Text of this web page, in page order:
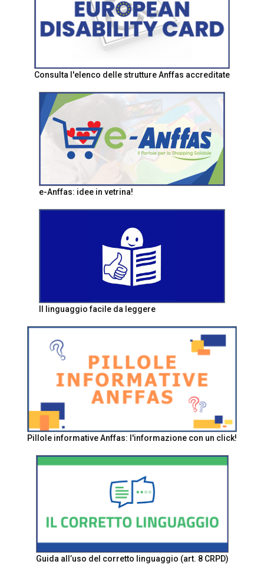
Consulta l'elenco delle strutture Anffas accreditate
e-Anffas: idee in vetrina!
Il linguaggio facile da leggere
Pillole informative Anffas: l'informazione con un click!
Guida all’uso del corretto linguaggio (art. 8 CRPD)